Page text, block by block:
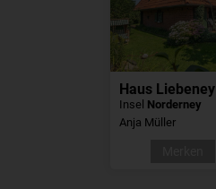
Haus Liebeney
Insel Norderney
Anja Müller